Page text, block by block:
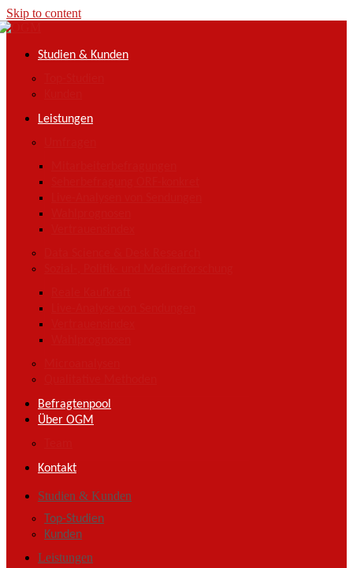
Skip to content
Studien & Kunden
Leistungen
Befragtenpool
Über OGM
Kontakt
Studien & Kunden
Top-Studien
Kunden
Leistungen